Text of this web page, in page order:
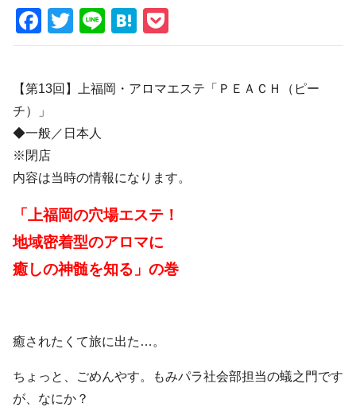
下
車
F
a
e
b
o
o
k
T
wi
er
Li
n
H
at
n
o
et
【第13回】上福岡・アロマエステ「ＰＥＡＣＨ（ピー
チ）」
◆一般／日本人
※閉店
内容は当時の情報になります。
「上福岡の穴場エステ！
地域密着型のアロマに
癒しの神髄を知る」の巻
癒されたくて旅に出た…。
ちょっと、ごめんやす。もみパラ社会部担当の蟻之門です
が、なにか？